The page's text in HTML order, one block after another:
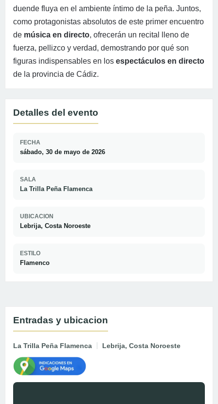
duende fluya en el ambiente íntimo de la peña. Juntos,
como protagonistas absolutos de este primer encuentro
de música en directo, ofrecerán un recital lleno de
fuerza, pellizco y verdad, demostrando por qué son
figuras indispensables en los espectáculos en directo
de la provincia de Cádiz.
Detalles del evento
FECHA
sábado, 30 de mayo de 2026
SALA
La Trilla Peña Flamenca
UBICACION
Lebrija, Costa Noroeste
ESTILO
Flamenco
Entradas y ubicacion
La Trilla Peña Flamenca Lebrija, Costa Noroeste